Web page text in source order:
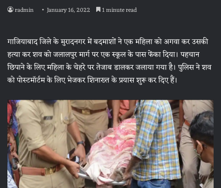
radmin January 16, 2022 1 minute read
गाजियाबाद जिले के मुरादनगर में बदमाशों ने एक महिला को अगवा कर उसकी
हत्या कर शव को जलालपुर मार्ग पर एक स्कूल के पास फेंका दिया। पहचान
छिपाने के लिए महिला के चेहरे पर तेजाब डालकर जलाया गया है। पुलिस ने शव
को पोस्टमॉर्टम के लिए भेजकर शिनाख्त के प्रयास शुरू कर दिए हैं।